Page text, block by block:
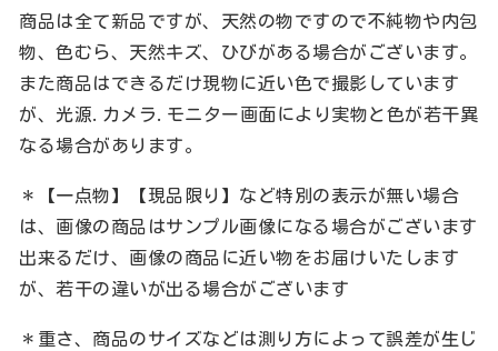
商品は全て新品ですが、天然の物ですので不純物や内包
物、色むら、天然キズ、ひびがある場合がございます。
また商品はできるだけ現物に近い色で撮影しています
が、光源.カメラ.モニター画面により実物と色が若干異
なる場合があります。
＊【一点物】【現品限り】など特別の表示が無い場合
は、画像の商品はサンプル画像になる場合がございます
出来るだけ、画像の商品に近い物をお届けいたします
が、若干の違いが出る場合がございます
＊重さ、商品のサイズなどは測り方によって誤差が生じ